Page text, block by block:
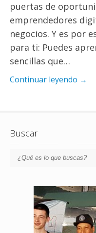
puertas de
emprendedores
negocios. Y es por
para ti: Puedes
sencillas que…
Continuar leyendo →
Buscar